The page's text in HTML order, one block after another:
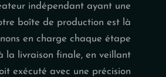
indépendant ayant une
boîte de production est là
en charge chaque étape
la livraison finale, en veillant
exécuté avec une précision